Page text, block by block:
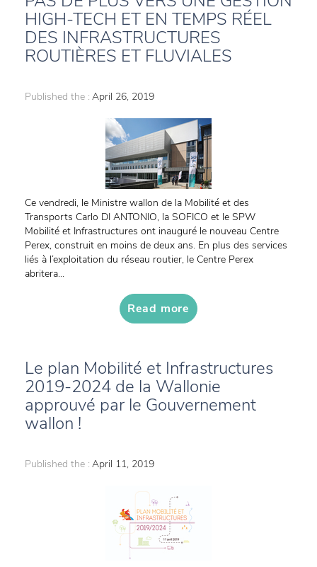
HIGH-TECH ET EN TEMPS RÉEL
DES INFRASTRUCTURES
ROUTIÈRES ET FLUVIALES
Published the : April 26, 2019
Ce vendredi, le Ministre wallon de la Mobilité et des
Transports Carlo DI ANTONIO, la SOFICO et le SPW
Mobilité et Infrastructures ont inauguré le nouveau Centre
Perex, construit en moins de deux ans. En plus des services
liés à l’exploitation du réseau routier, le Centre Perex
abritera...
Read more
Le plan Mobilité et Infrastructures
2019-2024 de la Wallonie
approuvé par le Gouvernement
wallon !
Published the : April 11, 2019